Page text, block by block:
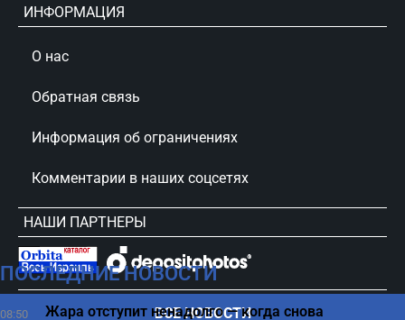
ПОСЛЕДНИЕ НОВОСТИ
08:50 Жара отступит ненадолго — когда снова
ВСЕ НОВОСТИ
ИНФОРМАЦИЯ
О нас
Обратная связь
Информация об ограничениях
Комментарии в наших соцсетях
НАШИ ПАРТНЕРЫ
сursorinfo.co.il © Все права защищены